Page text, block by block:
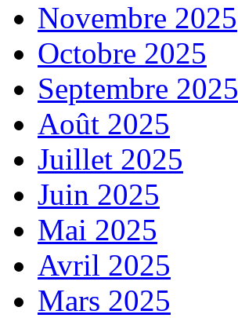
Novembre 2025
Octobre 2025
Septembre 2025
Août 2025
Juillet 2025
Juin 2025
Mai 2025
Avril 2025
Mars 2025